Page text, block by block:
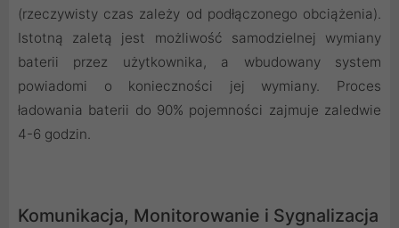
(rzeczywisty czas zależy od podłączonego obciążenia).
Istotną zaletą jest możliwość samodzielnej wymiany
baterii przez użytkownika, a wbudowany system
powiadomi o konieczności jej wymiany. Proces
ładowania baterii do 90% pojemności zajmuje zaledwie
4-6 godzin.
Komunikacja, Monitorowanie i Sygnalizacja